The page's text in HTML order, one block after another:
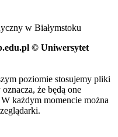
w Białymstoku
© Uniwersytet
poziomie stosujemy pliki
że będą one
każdym momencie można